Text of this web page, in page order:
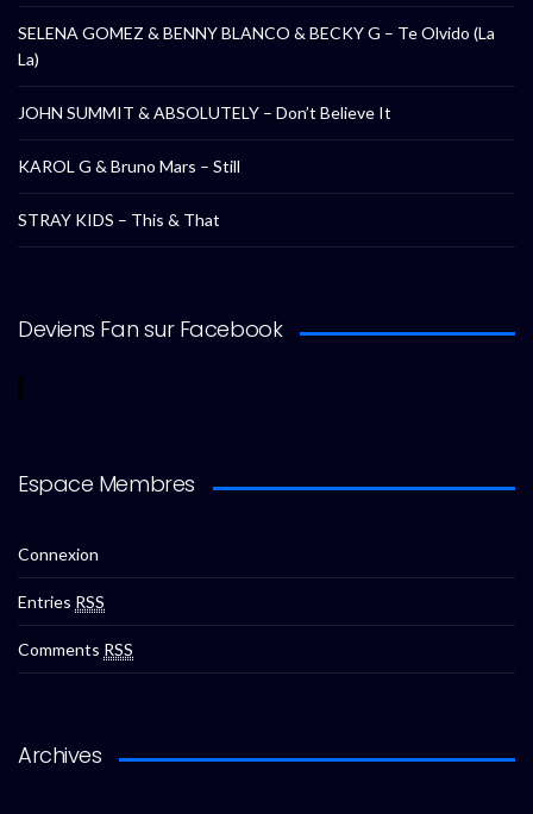
SELENA GOMEZ & BENNY BLANCO & BECKY G – Te Olvido (La
La)
JOHN SUMMIT & ABSOLUTELY – Don’t Believe It
KAROL G & Bruno Mars – Still
STRAY KIDS – This & That
Deviens Fan sur Facebook
Espace Membres
Connexion
Entries RSS
Comments RSS
Archives